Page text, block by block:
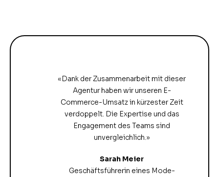
«Dank der Zusammenarbeit mit dieser
Agentur haben wir unseren E-
Commerce-Umsatz in kürzester Zeit
verdoppelt. Die Expertise und das
Engagement des Teams sind
unvergleichlich.»
Sarah Meier
Geschäftsführerin eines Mode-